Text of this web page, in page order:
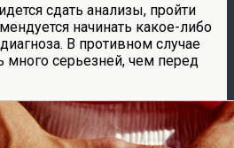
сдать анализы, пройти
начинать какое-либо
В противном случае
много серьезней, чем перед